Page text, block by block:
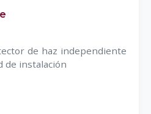
de haz independiente
de instalación